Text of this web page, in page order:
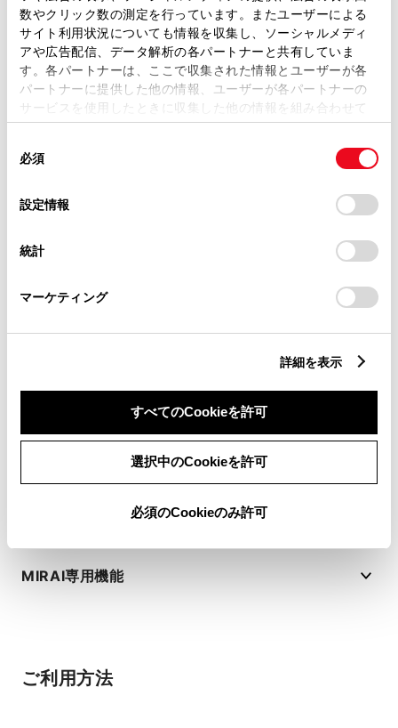
数やクリック数の測定を行っています。またユーザーによる
サイト利用状況についても情報を収集し、ソーシャルメディ
アや広告配信、データ解析の各パートナーと共有していま
す。各パートナーは、ここで収集された情報とユーザーが各
パートナーに提供した他の情報、ユーザーが各パートナーの
サービスを使用したときに収集した他の情報を組み合わせて
使用することがあります。当ウェブサイトの使用を続行する
デバイスにすべてのCookie(クッキー)が保存されることに同
意したことになります。Cookie(クッキー)のオプトアウト、
設定の変更、同意を撤回したりするにあたっては、当社の
「Cookie（クッキー）情報の取り扱いについて
」をご覧くだ
必須
設定情報
統計
マーケティング
詳細を表示
すべてのCookieを許可
選択中のCookieを許可
必須のCookieのみ許可
マイセッティング
況をスマホで確認
現在のガソリン残量や走行距
問日程を予約
から​クルマの​始動を​ロックし
MIRAI専用機能
ご利用方法